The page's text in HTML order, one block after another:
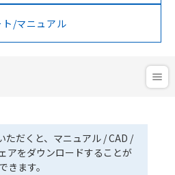
/マニュアル
ただくと、マニュアル / CAD /
アをダウンロードすることが
できます。